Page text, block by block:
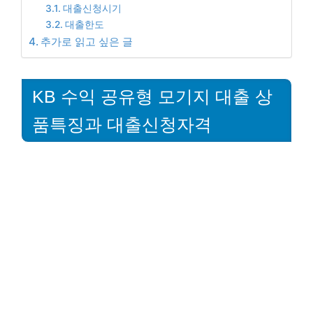
대출신청시기
대출한도
추가로 읽고 싶은 글
KB 수익 공유형 모기지 대출 상
품특징과 대출신청자격